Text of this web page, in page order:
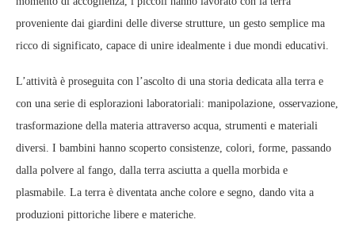
proveniente dai giardini delle diverse strutture, un gesto semplice ma
ricco di significato, capace di unire idealmente i due mondi educativi.
L’attività è proseguita con l’ascolto di una storia dedicata alla terra e
con una serie di esplorazioni laboratoriali: manipolazione, osservazione,
trasformazione della materia attraverso acqua, strumenti e materiali
diversi. I bambini hanno scoperto consistenze, colori, forme, passando
dalla polvere al fango, dalla terra asciutta a quella morbida e
plasmabile. La terra è diventata anche colore e segno, dando vita a
produzioni pittoriche libere e materiche.